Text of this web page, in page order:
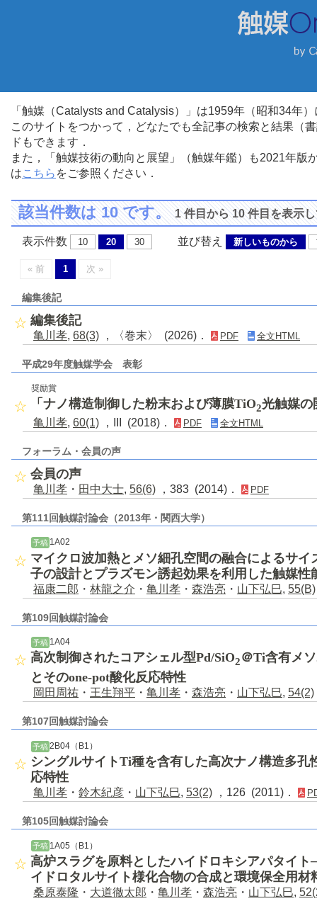
「触媒（Catalysts and Catalysis）」は1959年（昭和34年
このサイトをつかって，どなたでも全記事の検索と結果（
ドもできます．
また，「触媒技術の動向と展望」（触媒年鑑）も2021年
はこちら をご参照ください．
該当件数は 10 です。1 件目から 10 件目を表示
表示件数 10 20 30 並び替え 新しいものから
« 前 1 次 »
編集後記
編集後記
亀川孝, 68(3) ，〈巻末〉 (2026)． PDF 全文HTML
平成29年度触媒学会 表彰
奨励賞
「ナノ構造制御した粉末および薄膜TiO2光触媒の
亀川孝, 60(1) ，III (2018)． PDF 全文HTML
フォーラム・会員の声
会員の声
亀川孝 ・ 田中大士, 56(6) ，383 (2014)． PDF
第111回触媒討論会（2013年・関西大学）
予稿 1A02
マイクロ波加熱とメソ細孔空間の融合によるサ
子の設計とプラズモン誘起効果を利用した触媒性
福康二郎 ・ 林龍之介 ・ 亀川孝 ・ 森浩亮 ・ 山下弘巳, 55(B)
第109回触媒討論会
予稿 1A04
高次制御されたコアシェル型Pd/SiO2＠Ti含有メ
とそのone-pot酸化反応特性
岡田周祐 ・ 王生翔平 ・ 亀川孝 ・ 森浩亮 ・ 山下弘巳, 54(2)
第107回触媒討論会
予稿2B04（B1）
シングルサイトTi種を含有した高次ナノ構造多孔
応特性
亀川孝 ・ 鈴木紀彦 ・ 山下弘巳, 53(2) ，126 (2011)．
第105回触媒討論会
予稿 1A05（B1）
高炉スラグを原料としたハイドロキシアパタイ
イドロタルサイト様化合物の合成と環境保全用材
桑原泰隆 ・ 大道徹太郎 ・ 亀川孝 ・ 森浩亮 ・ 山下弘巳,